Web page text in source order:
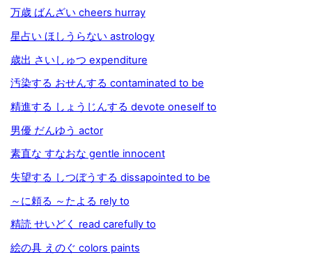
万歳 ばんざい cheers hurray
星占い ほしうらない astrology
歳出 さいしゅつ expenditure
汚染する おせんする contaminated to be
精進する しょうじんする devote oneself to
男優 だんゆう actor
素直な すなおな gentle innocent
失望する しつぼうする dissapointed to be
～に頼る ～たよる rely to
精読 せいどく read carefully to
絵の具 えのぐ colors paints